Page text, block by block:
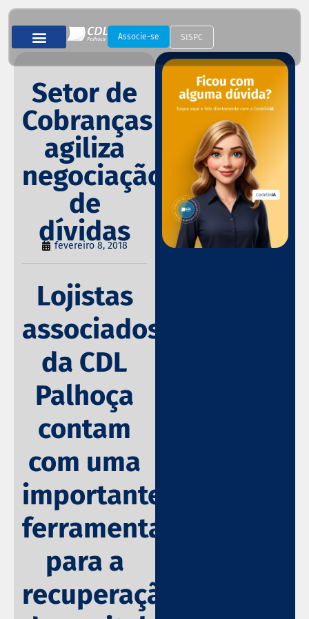
Associe-se SISPC
Setor de
Cobranças
agiliza
negociação
de
dívidas
fevereiro 8, 2018
Lojistas
associados
da CDL
Palhoça
contam
com uma
importante
ferramenta
para a
recuperação